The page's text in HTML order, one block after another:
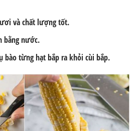
và chất lượng tốt.
bằng nước.
bào từng hạt bắp ra khỏi cùi bắp.